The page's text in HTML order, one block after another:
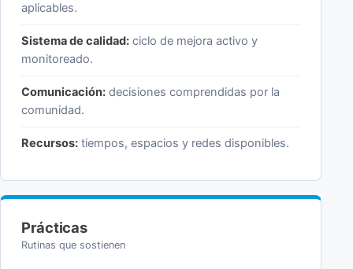
aplicables.
Sistema de calidad: ciclo de mejora activo y
monitoreado.
Comunicación: decisiones comprendidas por la
comunidad.
Recursos: tiempos, espacios y redes disponibles.
Prácticas
Rutinas que sostienen